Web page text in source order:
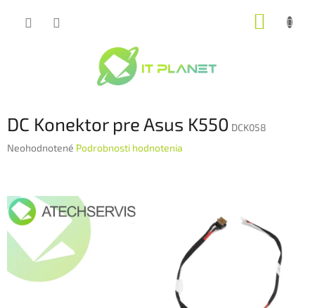
DC Konektor pre Asus K550 DCK058
Priemerné
0,0
z
hviezdičiek.
Neohodnotené Podrobnosti hodnotenia